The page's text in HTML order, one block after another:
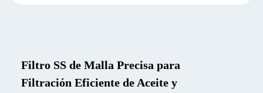
Filtro SS de Malla Precisa para
Filtración Eficiente de Aceite y